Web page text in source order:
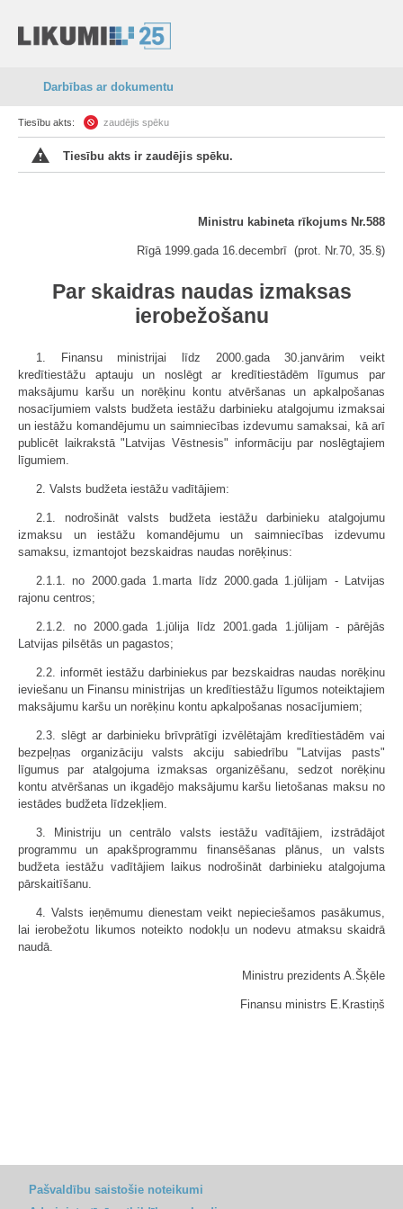
Darbības ar dokumentu
Tiesību akts: zaudējis spēku
Tiesību akts ir zaudējis spēku.
Ministru kabineta rīkojums Nr.588
Rīgā 1999.gada 16.decembrī (prot. Nr.70, 35.§)
Par skaidras naudas izmaksas
ierobežošanu
1. Finansu ministrijai līdz 2000.gada 30.janvārim veikt
kredītiestāžu aptauju un noslēgt ar kredītiestādēm līgumus par
maksājumu karšu un norēķinu kontu atvēršanas un apkalpošanas
nosacījumiem valsts budžeta iestāžu darbinieku atalgojumu izmaksai
un iestāžu komandējumu un saimniecības izdevumu samaksai, kā arī
publicēt laikrakstā "Latvijas Vēstnesis" informāciju par noslēgtajiem
līgumiem.
2. Valsts budžeta iestāžu vadītājiem:
2.1. nodrošināt valsts budžeta iestāžu darbinieku atalgojumu
izmaksu un iestāžu komandējumu un saimniecības izdevumu
samaksu, izmantojot bezskaidras naudas norēķinus:
2.1.1. no 2000.gada 1.marta līdz 2000.gada 1.jūlijam - Latvijas
rajonu centros;
2.1.2. no 2000.gada 1.jūlija līdz 2001.gada 1.jūlijam - pārējās
Latvijas pilsētās un pagastos;
2.2. informēt iestāžu darbiniekus par bezskaidras naudas norēķinu
ieviešanu un Finansu ministrijas un kredītiestāžu līgumos noteiktajiem
maksājumu karšu un norēķinu kontu apkalpošanas nosacījumiem;
2.3. slēgt ar darbinieku brīvprātīgi izvēlētajām kredītiestādēm vai
bezpeļņas organizāciju valsts akciju sabiedrību "Latvijas pasts"
līgumus par atalgojuma izmaksas organizēšanu, sedzot norēķinu
kontu atvēršanas un ikgadējo maksājumu karšu lietošanas maksu no
iestādes budžeta līdzekļiem.
3. Ministriju un centrālo valsts iestāžu vadītājiem, izstrādājot
programmu un apakšprogrammu finansēšanas plānus, un valsts
budžeta iestāžu vadītājiem laikus nodrošināt darbinieku atalgojuma
pārskaitīšanu.
4. Valsts ieņēmumu dienestam veikt nepieciešamos pasākumus,
lai ierobežotu likumos noteikto nodokļu un nodevu atmaksu skaidrā
naudā.
Ministru prezidents A.Šķēle
Finansu ministrs E.Krastiņš
Pašvaldību saistošie noteikumi